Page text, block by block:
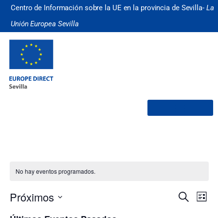
Centro de Información sobre la UE en la provincia de Sevilla- La
Unión Europea Sevilla
No hay eventos programados.
BuscarLista
Próximos
la